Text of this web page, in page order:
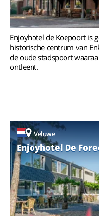
Enjoyhotel de Koepoort is
historische centrum van
de oude stadspoort
ontleent.
Veluwe
Enjoyhotel De